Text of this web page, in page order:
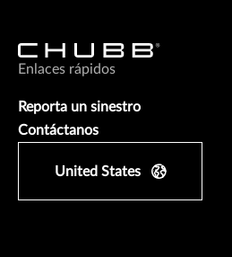
Enlaces rápidos
Reporta un sinestro
Contáctanos
United States